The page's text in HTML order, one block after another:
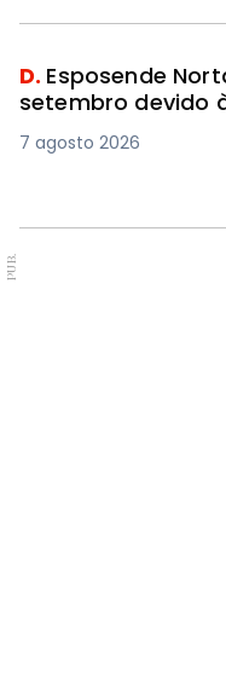
D. Esposende
setembro devido
7 agosto 2026
PUB.